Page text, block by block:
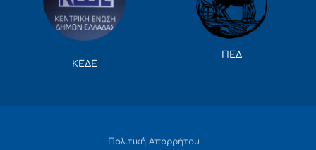
ΚΕΔΕ
ΠΕΔ
Πολιτική Απορρήτου